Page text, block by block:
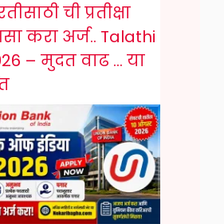
ची प्रतीक्षा
करा अर्ज.. Talathi
– मुदत वाढ … या